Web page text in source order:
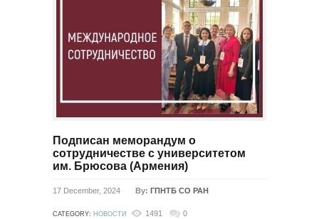
Подписан меморандум о
сотрудничестве с университетом
им. Брюсова (Армения)
17 December, 2024 By: ГПНТБ СО РАН
CATEGORY: НОВОСТИ 1491 0